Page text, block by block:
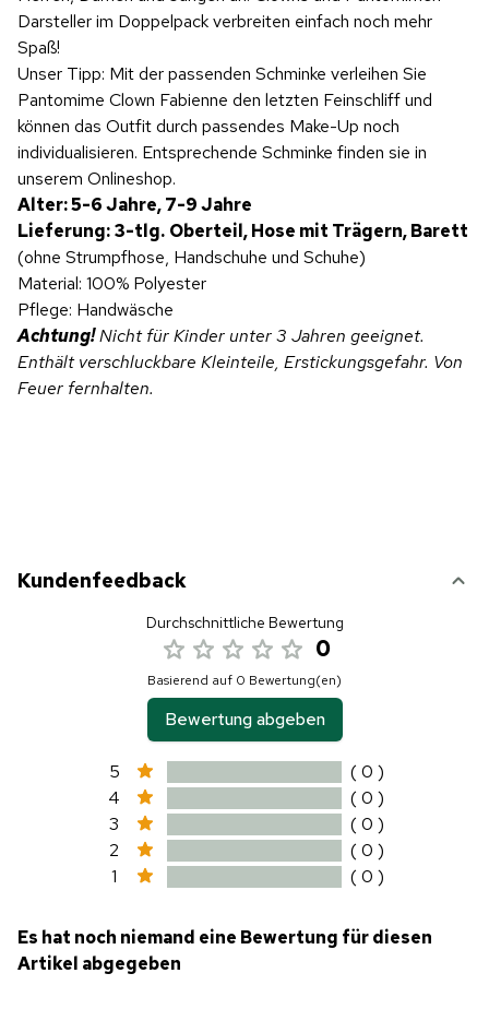
Darsteller im Doppelpack verbreiten einfach noch mehr
Spaß!
Unser Tipp: Mit der passenden Schminke verleihen Sie
Pantomime Clown Fabienne den letzten Feinschliff und
können das Outfit durch passendes Make-Up noch
individualisieren. Entsprechende Schminke finden sie in
unserem Onlineshop.
Alter: 5-6 Jahre, 7-9 Jahre
Lieferung:3-tlg. Oberteil, Hose mit Trägern, Barett
(ohne Strumpfhose, Handschuhe und Schuhe)
Material: 100% Polyester
Pflege: Handwäsche
Achtung!Nicht für Kinder unter 3 Jahren geeignet.
Enthält verschluckbare Kleinteile, Erstickungsgefahr. Von
Feuer fernhalten.
Kundenfeedback
Durchschnittliche Bewertung
0
Basierend auf 0 Bewertung(en)
Bewertung abgeben
5
( 0 )
4
( 0 )
3
( 0 )
2
( 0 )
1
( 0 )
Es hat noch niemand eine Bewertung für diesen
Artikel abgegeben